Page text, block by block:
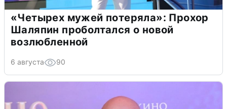
«Четырех мужей потеряла»: Прохор
Шаляпин проболтался о новой
возлюбленной
6 августа 90